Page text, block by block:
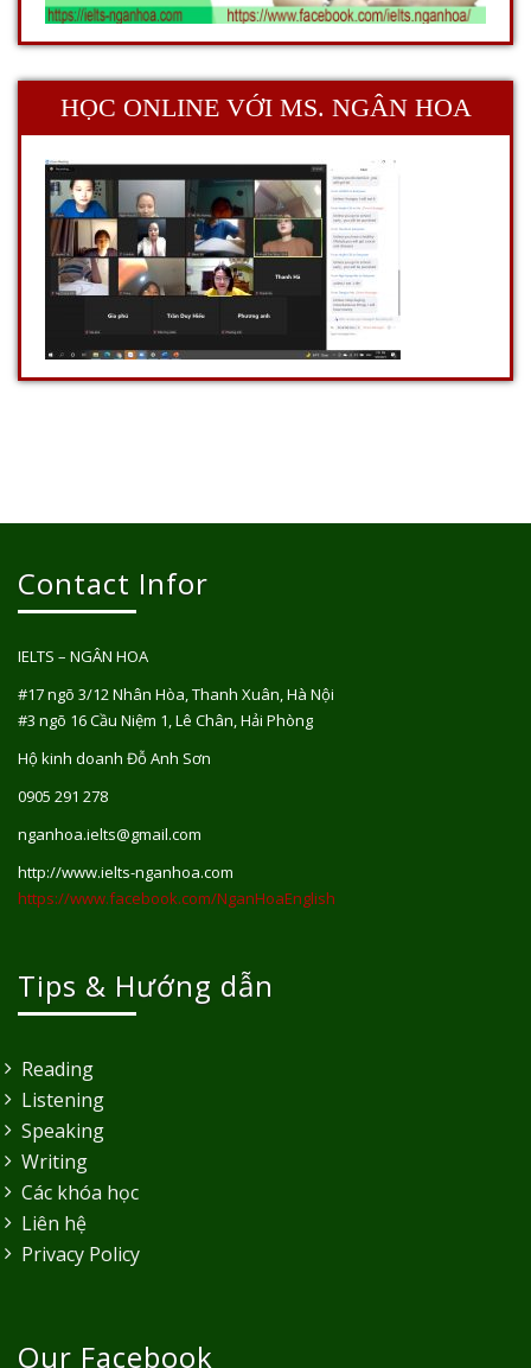
HỌC ONLINE VỚI MS. NGÂN HOA
Contact Infor
IELTS – NGÂN HOA
#17 ngõ 3/12 Nhân Hòa, Thanh Xuân, Hà Nội
#3 ngõ 16 Cầu Niệm 1, Lê Chân, Hải Phòng
Hộ kinh doanh Đỗ Anh Sơn
0905 291 278
nganhoa.ielts@gmail.com
http://www.ielts-nganhoa.com
https://www.facebook.com/NganHoaEnglish
Tips & Hướng dẫn
Reading
Listening
Speaking
Writing
Các khóa học
Liên hệ
Privacy Policy
Our Facebook